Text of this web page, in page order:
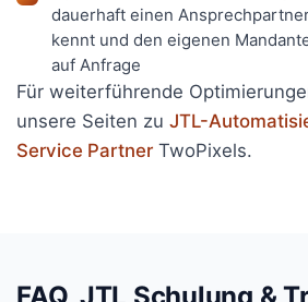
dauerhaft einen
kennt und den eigenen
auf Anfrage
Für weiterführende
unsere Seiten zu JTL-
Service Partner TwoPixels.